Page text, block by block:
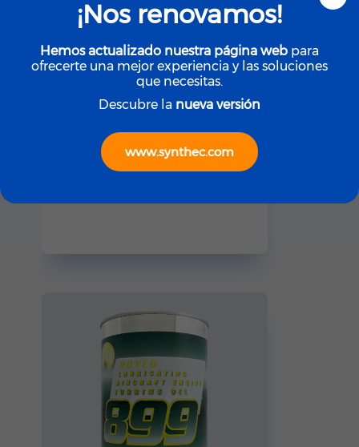
¡Nos renovamos!
Hemos actualizado nuestra página web para
ofrecerte una mejor experiencia y las soluciones
que necesitas.
Descubre la nueva versión
www.synthec.com